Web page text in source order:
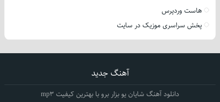
هاست وردپرس
پخش سراسری موزیک در سایت
آهنگ جدید
دانلود آهنگ شایان یو بزار برو با بهترین کیفیت mp3